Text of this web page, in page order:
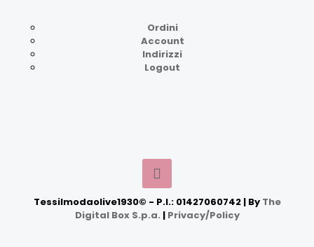
Ordini
Account
Indirizzi
Logout
Tessilmodaolive1930© - P.I.: 01427060742 | By The
Digital Box S.p.a. | Privacy/Policy